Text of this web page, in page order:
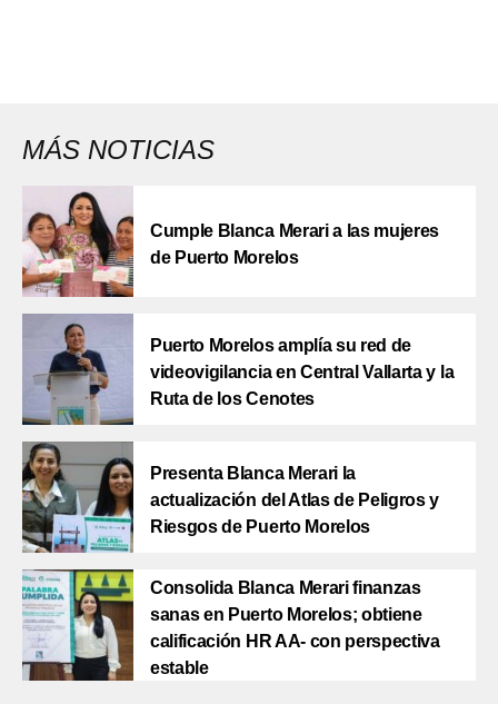
MÁS NOTICIAS
Cumple Blanca Merari a las mujeres
de Puerto Morelos
Puerto Morelos amplía su red de
videovigilancia en Central Vallarta y la
Ruta de los Cenotes
Presenta Blanca Merari la
actualización del Atlas de Peligros y
Riesgos de Puerto Morelos
Consolida Blanca Merari finanzas
sanas en Puerto Morelos; obtiene
calificación HR AA- con perspectiva
estable